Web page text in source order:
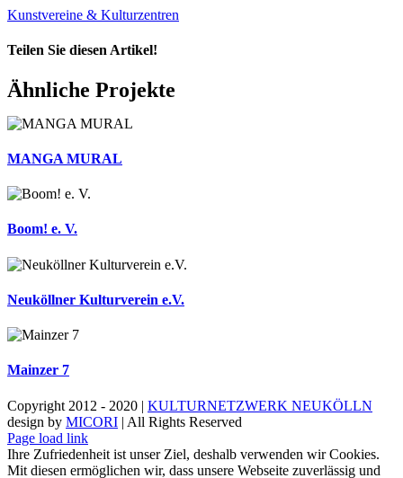
Kunstvereine & Kulturzentren
Teilen Sie diesen Artikel!
Facebook
X
Reddit
LinkedIn
WhatsApp
Tumblr
Pinterest
Vk
Xing
E-
Mail
Ähnliche Projekte
MANGA MURAL
Boom! e. V.
Neuköllner Kulturverein e.V.
Mainzer 7
Copyright 2012 - 2020 | KULTURNETZWERK NEUKÖLLN
design by MICORI | All Rights Reserved
Instagram
Facebook
Page load link
Ihre Zufriedenheit ist unser Ziel, deshalb verwenden wir Cookies.
Mit diesen ermöglichen wir, dass unsere Webseite zuverlässig und